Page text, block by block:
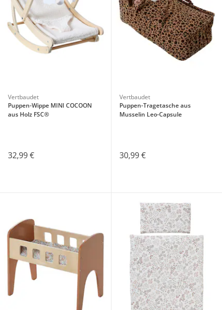
Vertbaudet
Puppen-Wippe MINI COCOON
aus Holz FSC®
32,99 €
Vertbaudet
Puppen-Tragetasche aus
Musselin Leo-Capsule
30,99 €